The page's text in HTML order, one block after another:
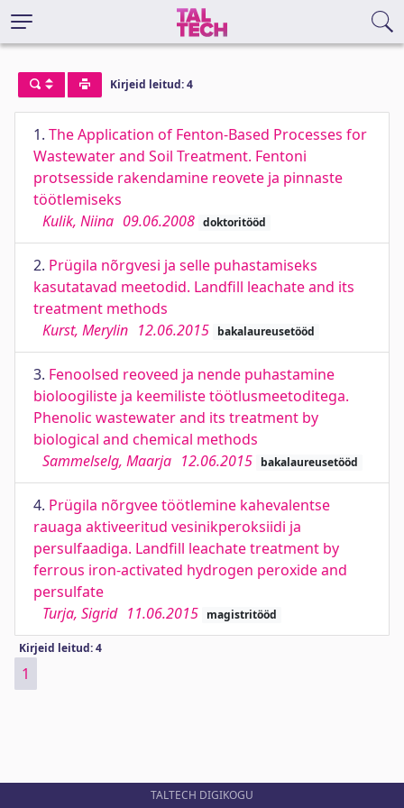
Kirjeid leitud: 4
1. The Application of Fenton-Based Processes for
Wastewater and Soil Treatment. Fentoni
protsesside rakendamine reovete ja pinnaste
töötlemiseks
Kulik, Niina 09.06.2008 doktoritööd
2. Prügila nõrgvesi ja selle puhastamiseks
kasutatavad meetodid. Landfill leachate and its
treatment methods
Kurst, Merylin 12.06.2015 bakalaureusetööd
3. Fenoolsed reoveed ja nende puhastamine
bioloogiliste ja keemiliste töötlusmeetoditega.
Phenolic wastewater and its treatment by
biological and chemical methods
Sammelselg, Maarja 12.06.2015 bakalaureusetööd
4. Prügila nõrgvee töötlemine kahevalentse
rauaga aktiveeritud vesinikperoksiidi ja
persulfaadiga. Landfill leachate treatment by
ferrous iron-activated hydrogen peroxide and
persulfate
Turja, Sigrid 11.06.2015 magistritööd
Kirjeid leitud: 4
1
TALTECH DIGIKOGU